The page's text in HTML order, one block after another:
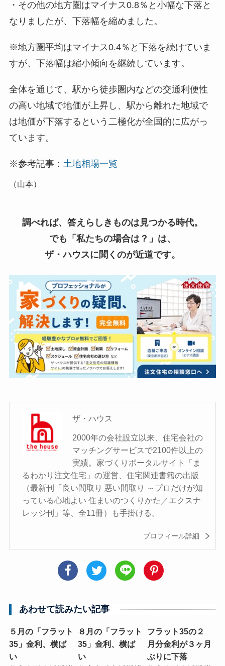
・その他の地方圏はマイナス0.8％と小幅な下落と
なりましたが、下落幅を縮めました。
※地方圏平均はマイナス0.4％と下落を続けていま
すが、下落幅は縮小傾向を継続しています。
全体を通じて、駅から徒歩圏内などの交通利便性
の高い地域で地価が上昇し、駅から離れた地域で
は地価が下落するという二極化が全国的に広がっ
ています。
※参考記事： 土地相場一覧
（山本）
調べれば、答えらしきものは見つかる時代。
でも「私たちの場合は？」は、
ザ・ハウスに聞くのが近道です。
ザ・ハウス
2000年の会社設立以来、住宅会社の
マッチングサービスで2100件以上の
実績。家づくりポータルサイト「ま
るわかり注文住宅」の運営、住宅関連書籍の出版
（最新刊「良い間取り 悪い間取り ～プロだけが知
っている心地よい 住まいのつくりかた／エクスナ
レッジ刊」等、全11冊）も手掛ける。
プロフィール詳細
あわせて読みたい記事
５月の「フラット
35」金利、横ば
い
８月の「フラット
35」金利、横ば
い
フラット35の２
月分金利が３ヶ月
ぶりに下落